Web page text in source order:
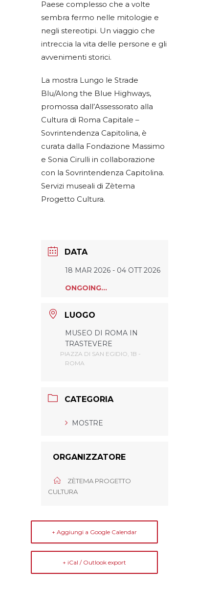
Paese complesso che a volte
sembra fermo nelle mitologie e
negli stereotipi. Un viaggio che
intreccia la vita delle persone e gli
avvenimenti storici.
La mostra Lungo le Strade
Blu/Along the Blue Highways,
promossa dall’Assessorato alla
Cultura di Roma Capitale –
Sovrintendenza Capitolina, è
curata dalla Fondazione Massimo
e Sonia Cirulli in collaborazione
con la Sovrintendenza Capitolina.
Servizi museali di Zètema
Progetto Cultura.
DATA
18 MAR 2026 - 04 OTT 2026
ONGOING...
LUOGO
MUSEO DI ROMA IN
TRASTEVERE
PIAZZA DI SAN EGIDIO, 1B -
ROMA
CATEGORIA
MOSTRE
ORGANIZZATORE
ZÈTEMA PROGETTO
CULTURA
+ Aggiungi a Google Calendar
+ iCal / Outlook export